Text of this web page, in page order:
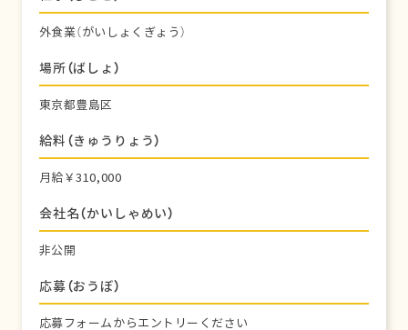
外食業（がいしょくぎょう）
場所（ばしょ）
東京都豊島区
給料（きゅうりょう）
月給￥310,000
会社名（かいしゃめい）
非公開
応募（おうぼ）
応募フォームからエントリーください